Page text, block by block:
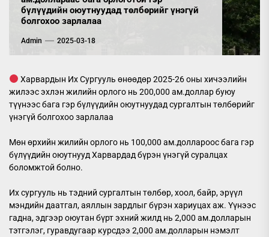
бүлүүдийн оюутнуудад төлбөрийг үнэгүй
болгохоо зарлалаа
Admin 2025-03-18
Харвардын Их Сургууль өнөөдөр 2025-26 оны хичээлийн
жилээс эхлэн жилийн орлого нь 200,000 ам.доллар буюу
түүнээс бага гэр бүлүүдийн оюутнуудад сургалтын төлбөрийг
үнэгүй болгохоо зарлалаа
Мөн өрхийн жилийн орлого нь 100,000 ам.доллароос бага гэр
бүлүүдийн оюутнууд Харвардад бүрэн үнэгүй суралцах
боломжтой болно.
Их сургууль нь тэдний сургалтын төлбөр, хоол, байр, эрүүл
мэндийн даатгал, аяллын зардлыг бүрэн хариуцах аж. Үүнээс
гадна, эдгээр оюутан бүрт эхний жилд нь 2,000 ам.долларын
тэтгэлэг, гуравдугаар курсдээ 2,000 ам.долларын нэмэлт